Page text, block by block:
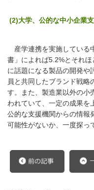
(2)大学、公的な中小企業
産学連携を実施している
書」によれば5.2%とそれ
に話題になる製品の開発や
員と共同したブランド戦略
す。また、製造業以外の小
われていて、一定の成果を
公的な支援機関からの情報
可能性がないか、一度探っ